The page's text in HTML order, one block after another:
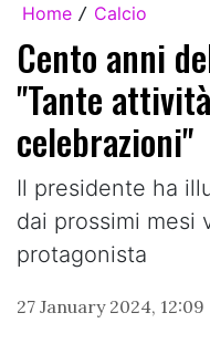
Home / Calcio
Cento anni
"Tante
celebrazioni"
Il presidente ha
dai prossimi mesi
protagonista
27 January 2024, 12:09